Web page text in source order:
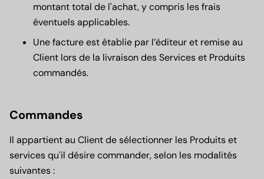
montant total de l'achat, y compris les frais
éventuels applicables.
Une facture est établie par l’éditeur et remise au
Client lors de la livraison des Services et Produits
commandés.
Commandes
Il appartient au Client de sélectionner les Produits et
services qu'il désire commander, selon les modalités
suivantes :